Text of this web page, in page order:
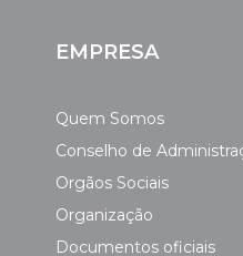
EMPRESA
Quem Somos
Conselho de
Orgãos Sociais
Organização
Documentos oficiais